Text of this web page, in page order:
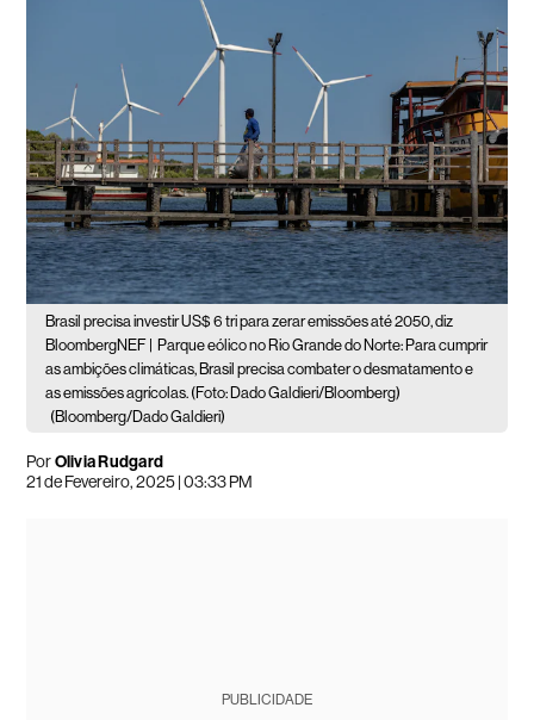
Brasil precisa investir US$ 6 tri para zerar emissões até 2050, diz
BloombergNEF |
Parque eólico no Rio Grande do Norte: Para cumprir
as ambições climáticas, Brasil precisa combater o desmatamento e
as emissões agrícolas. (Foto: Dado Galdieri/Bloomberg)
(Bloomberg/Dado Galdieri)
PorOlivia Rudgard
21 de Fevereiro, 2025 | 03:33 PM
PUBLICIDADE